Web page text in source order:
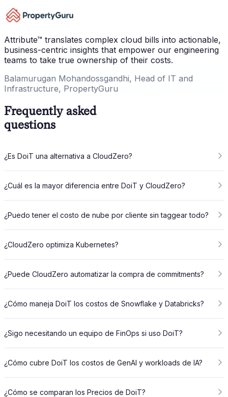
Attribute™ translates complex cloud bills into actionable,
business-centric insights that empower our engineering
teams to take true ownership of their costs.
Balamurugan Mohandossgandhi, Head of IT and
Infrastructure, PropertyGuru
Frequently asked
questions
¿Es DoiT una alternativa a CloudZero?
¿Cuál es la mayor diferencia entre DoiT y CloudZero?
¿Puedo tener el costo de nube por cliente sin taggear todo?
¿CloudZero optimiza Kubernetes?
¿Puede CloudZero automatizar la compra de commitments?
¿Cómo maneja DoiT los costos de Snowflake y Databricks?
¿Sigo necesitando un equipo de FinOps si uso DoiT?
¿Cómo cubre DoiT los costos de GenAI y workloads de IA?
¿Cómo se comparan los Precios de DoiT?